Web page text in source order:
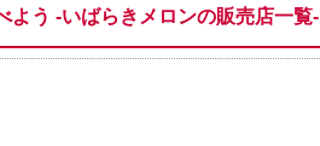
よう -いばらきメロンの販売店一覧-